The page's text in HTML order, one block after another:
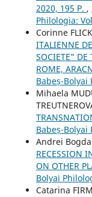
2020, 195 P. ,
Philologia:
Corinne
ITALIENNE
SOCIETE" DE
ROME,
Babeș-Bolyai
Mihaela
Babeș-Bolyai
Andrei
RECESSION
ON OTHER
Bolyai
Catarina